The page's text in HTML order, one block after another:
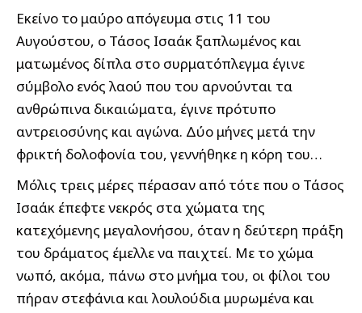
Εκείνο το μαύρο απόγευμα στις 11 του
Αυγούστου, ο Τάσος Ισαάκ ξαπλωμένος και
ματωμένος δίπλα στο συρματόπλεγμα έγινε
σύμβολο ενός λαού που του αρνούνται τα
ανθρώπινα δικαιώματα, έγινε πρότυπο
αντρειοσύνης και αγώνα. Δύο μήνες μετά την
φρικτή δολοφονία του, γεννήθηκε η κόρη του…
Μόλις τρεις μέρες πέρασαν από τότε που ο Τάσος
Ισαάκ έπεφτε νεκρός στα χώματα της
κατεχόμενης μεγαλονήσου, όταν η δεύτερη πράξη
του δράματος έμελλε να παιχτεί. Με το χώμα
νωπό, ακόμα, πάνω στο μνήμα του, οι φίλοι του
πήραν στεφάνια και λουλούδια μυρωμένα και